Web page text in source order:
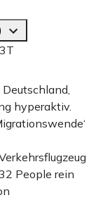
hyperaktiv.
People rein